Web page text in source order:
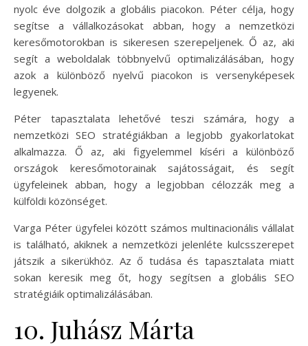
nyolc éve dolgozik a globális piacokon. Péter célja, hogy
segítse a vállalkozásokat abban, hogy a nemzetközi
keresőmotorokban is sikeresen szerepeljenek. Ő az, aki
segít a weboldalak többnyelvű optimalizálásában, hogy
azok a különböző nyelvű piacokon is versenyképesek
legyenek.
Péter tapasztalata lehetővé teszi számára, hogy a
nemzetközi SEO stratégiákban a legjobb gyakorlatokat
alkalmazza. Ő az, aki figyelemmel kíséri a különböző
országok keresőmotorainak sajátosságait, és segít
ügyfeleinek abban, hogy a legjobban célozzák meg a
külföldi közönséget.
Varga Péter ügyfelei között számos multinacionális vállalat
is található, akiknek a nemzetközi jelenléte kulcsszerepet
játszik a sikerükhöz. Az ő tudása és tapasztalata miatt
sokan keresik meg őt, hogy segítsen a globális SEO
stratégiáik optimalizálásában.
10. Juhász Márta